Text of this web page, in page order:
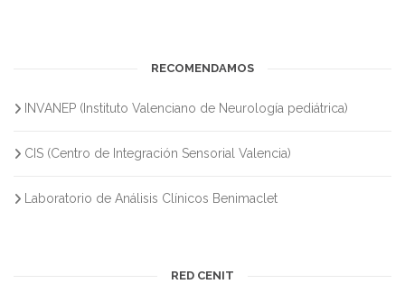
RECOMENDAMOS
INVANEP (Instituto Valenciano de Neurología pediátrica)
CIS (Centro de Integración Sensorial Valencia)
Laboratorio de Análisis Clínicos Benimaclet
RED CENIT